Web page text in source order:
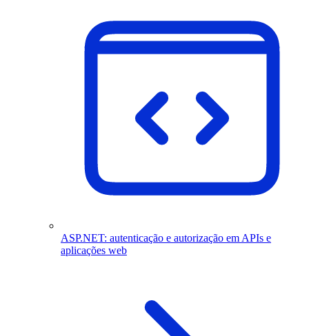
ASP.NET: autenticação e autorização em APIs e
aplicações web